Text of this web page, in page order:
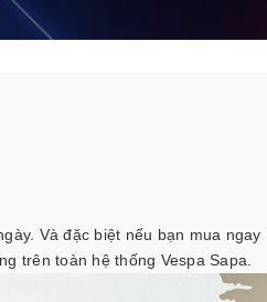
Và đặc biệt nếu bạn mua
trên toàn hệ thống Vespa Sapa.